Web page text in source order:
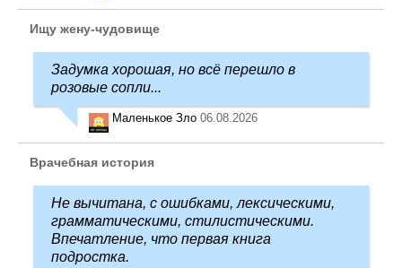
Ищу жену-чудовище
Задумка хорошая, но всё перешло в
розовые сопли...
Маленькое Зло 06.08.2026
Врачебная история
Не вычитана, с ошибками, лексическими,
грамматическими, стилистическими.
Впечатление, что первая книга
подростка.